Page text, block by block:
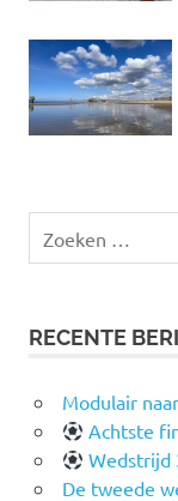
naar:
RECENTE
Modulair
Achtste
Wedstrijd
De tweede